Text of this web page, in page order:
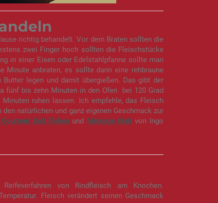
richtig behandelt. Vor dem Braten sollten die
zwei Finger hoch sollten die Fleischstücke
in einer Eisen oder Edelstahlpfanne sollte man
Minute anbraten, es sollte dann eine rehbraune
legen und damit übergießen. Das gibt der
bis zehn Minuten in den Ofen  bei 120 Grad
ruhen lassen. Ich empfehle, das Fleisch
natürlichen und ganz eigenen Geschmack zur
Salt Flakesund Mélange Noirvon Ingo
von Rindfleisch am Knochen.
Fleisch verändert seinen Geschmack